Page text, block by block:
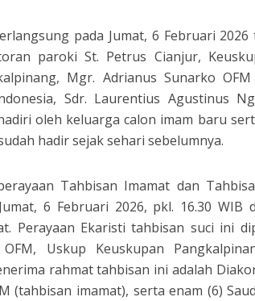
pada Jumat, 6 Februari
paroki St. Petrus Cianjur,
Mgr. Adrianus Sunarko
Sdr. Laurentius Agustinus
oleh keluarga calon imam baru
hadir sejak sehari sebelumnya.
Tahbisan Imamat dan
6 Februari 2026, pkl. 16.30 WIB
Perayaan Ekaristi tahbisan suci ini
Uskup Keuskupan
rahmat tahbisan ini adalah
(tahbisan imamat), serta enam (6)